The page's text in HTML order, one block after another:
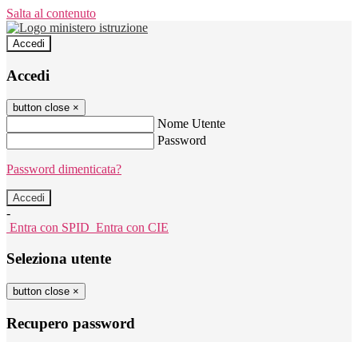
Salta al contenuto
Accedi
Accedi
button close ×
Nome Utente
Password
Password dimenticata?
-
Entra con SPID Entra con CIE
Seleziona utente
button close ×
Recupero password